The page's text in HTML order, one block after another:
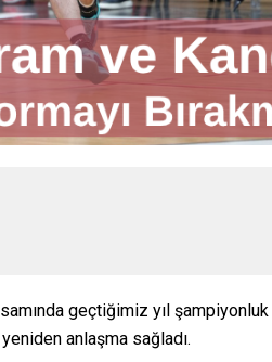
geçtiğimiz yıl
anlaşma sağladı.